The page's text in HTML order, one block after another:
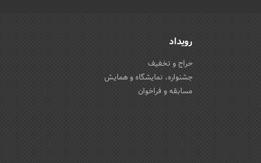
رویداد
حراج و تخفیف
جشنواره، نمایشگاه و همایش
مسابقه و فراخوان